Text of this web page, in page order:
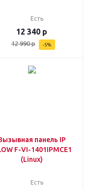
Есть
12 340 р
12 990р -5%
панель IP
F-VI-1401IPMCE1
(Linux)
Есть